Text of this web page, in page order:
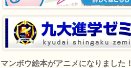
マンボウ絵本がアニメになりました！